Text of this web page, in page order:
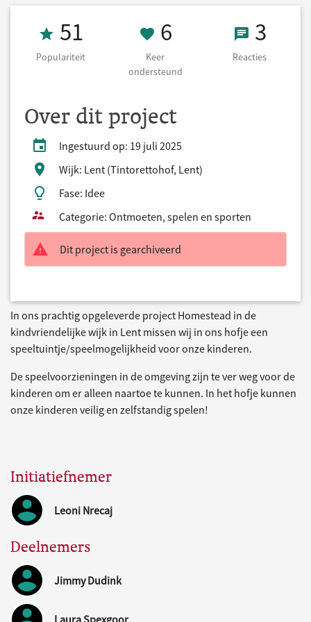
Populariteit 51
51
Populariteit
6 Keer
6
Keer
ondersteund
3 3
Reacties
Over dit project
Ingestuurd op: 19 juli 2025
Wijk: Lent (Tintorettohof, Lent)
Fase: Idee
Categorie: Ontmoeten, spelen en sporten
Dit project is gearchiveerd
In ons prachtig opgeleverde project Homestead in de
kindvriendelijke wijk in Lent missen wij in ons hofje een
speeltuintje/speelmogelijkheid voor onze kinderen.
De speelvoorzieningen in de omgeving zijn te ver weg voor de
kinderen om er alleen naartoe te kunnen. In het hofje kunnen
onze kinderen veilig en zelfstandig spelen!
Initiatiefnemer
Leoni Nrecaj
Deelnemers
Jimmy Dudink